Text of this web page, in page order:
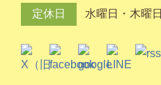
定休日
水曜日・木曜日